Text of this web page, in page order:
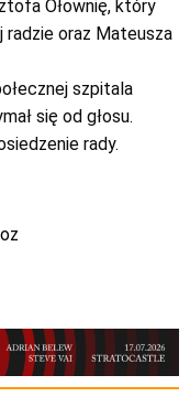
Ołownię, który
radzie oraz Mateusza
szpitala
się od głosu.
rady.